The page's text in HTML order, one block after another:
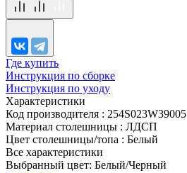
Где купить
Инструкция по сборке
Инструкция по уходу
Характеристики
Код производителя : 254S023W39005
Материал столешницы : ЛДСП
Цвет столешницы/топа : Белый
Все характеристики
Выбранный цвет: Белый/Черный